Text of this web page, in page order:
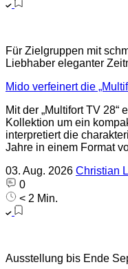
Für Zielgruppen mit
Liebhaber eleganter
Mido verfeinert die
Mit der „Multifort TV 28“
Kollektion um ein
interpretiert die
Jahre in einem Format
03. Aug. 2026 Christian
0
< 2 Min.
Ausstellung bis Ende